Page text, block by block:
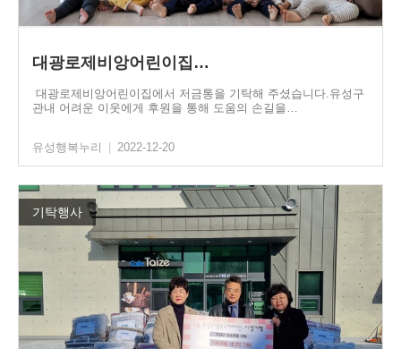
대광로제비앙어린이집…
대광로제비앙어린이집에서 저금통을 기탁해 주셨습니다.유성구
관내 어려운 이웃에게 후원을 통해 도움의 손길을…
유성행복누리 | 2022-12-20
기탁행사